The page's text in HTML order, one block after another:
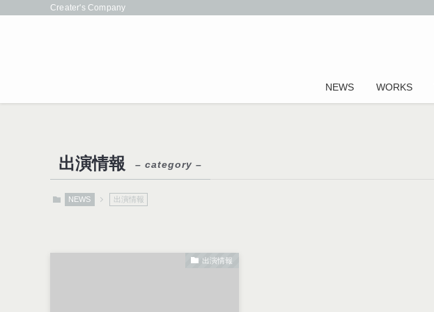
Creater's Company
NEWS WORKS
出演情報 – category –
NEWS 出演情報
出演情報